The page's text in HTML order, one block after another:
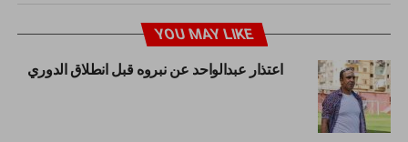
YOU MAY LIKE
اعتذار عبدالواحد عن نبروه قبل انطلاق الدوري